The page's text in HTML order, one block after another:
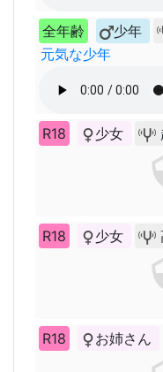
全年齢 少年
元気な少年
R18 少女
R18 少女
R18 お姉さん